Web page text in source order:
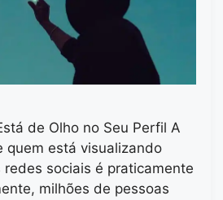
de Olho no Seu Perfil A
quem está visualizando
sociais é praticamente
milhões de pessoas